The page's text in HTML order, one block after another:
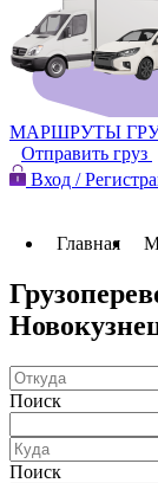
МАРШРУТЫ
Отправить груз
Вход /
Главная
Поиск
Поиск